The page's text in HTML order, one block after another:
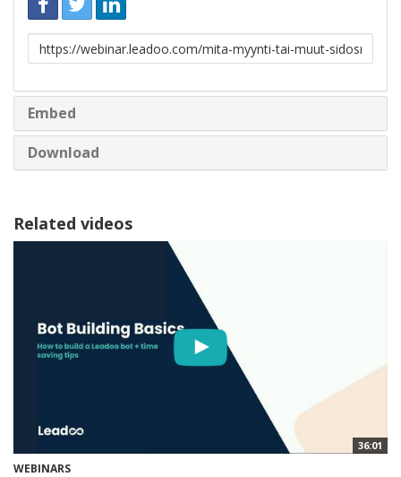
Link
to
Embed
Download
Related videos
36:01
WEBINARS